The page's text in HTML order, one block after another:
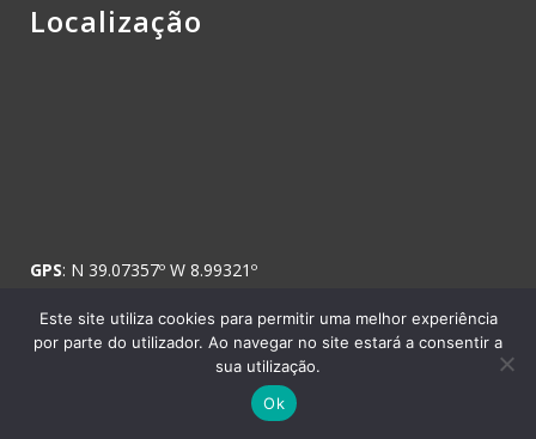
Localização
GPS: N 39.07357º W 8.99321º
Copyright © 2008 Telcabo, Telecomunicações e Electricidade, SA. -
Este site utiliza cookies para permitir uma melhor experiência
por parte do utilizador. Ao navegar no site estará a consentir a
sua utilização.
Ok